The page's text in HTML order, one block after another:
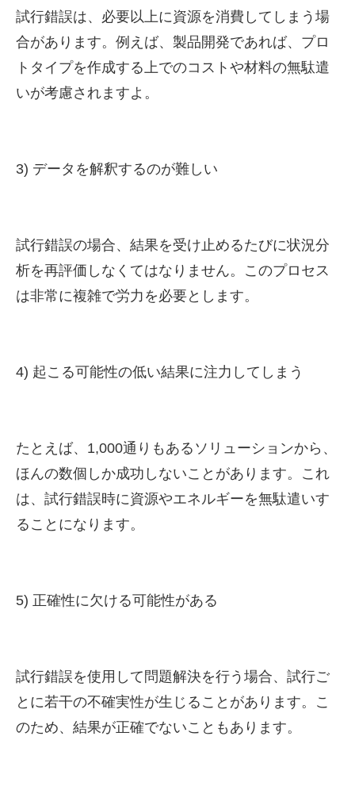
試行錯誤は、必要以上に資源を消費してしまう場
合があります。例えば、製品開発であれば、プロ
トタイプを作成する上でのコストや材料の無駄遣
いが考慮されますよ。
3) データを解釈するのが難しい
試行錯誤の場合、結果を受け止めるたびに状況分
析を再評価しなくてはなりません。このプロセス
は非常に複雑で労力を必要とします。
4) 起こる可能性の低い結果に注力してしまう
たとえば、1,000通りもあるソリューションから、
ほんの数個しか成功しないことがあります。これ
は、試行錯誤時に資源やエネルギーを無駄遣いす
ることになります。
5) 正確性に欠ける可能性がある
試行錯誤を使用して問題解決を行う場合、試行ご
とに若干の不確実性が生じることがあります。こ
のため、結果が正確でないこともあります。